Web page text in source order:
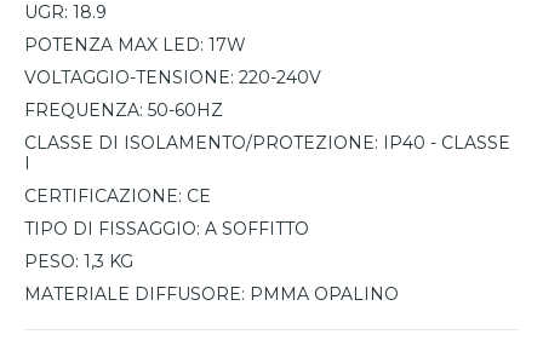
UGR: 18.9
POTENZA MAX LED: 17W
VOLTAGGIO-TENSIONE: 220-240V
FREQUENZA: 50-60HZ
CLASSE DI ISOLAMENTO/PROTEZIONE: IP40 - CLASSE
I
CERTIFICAZIONE: CE
TIPO DI FISSAGGIO: A SOFFITTO
PESO: 1,3 KG
MATERIALE DIFFUSORE: PMMA OPALINO